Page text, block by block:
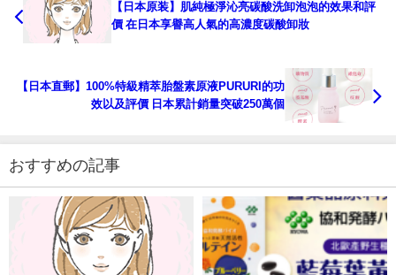
【日本原装】肌純極淨沁亮碳酸洗卸泡泡的效果和評
價 在日本享譽高人氣的高濃度碳酸卸妝
【日本直郵】100%特級精萃胎盤素原液PURURI的功
效以及評價 日本累計銷量突破250萬個
おすすめの記事